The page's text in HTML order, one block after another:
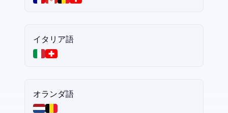
イタリア語
オランダ語